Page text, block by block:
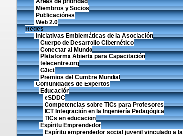
Areas de prioridad
Miembros y Socios
Publicaciónes
Web 2.0
Redes
Iniciativas Emblemáticas de la Asociación
Cuerpo de Desarrollo Cibernético
Conectar al Mundo
Plataforma Abierta para Capacitación
telecentre.org
G3ict
Premios del Cumbre Mundial
Comunidades de Expertos
Educación
eSDDC
Competencias sobre TICs para Profesores
ICT Integración en la Ingeniería Pedagógica
TICs en educación
Espíritu Emprendedor
Espíritu emprendedor social juvenil vinculado a la